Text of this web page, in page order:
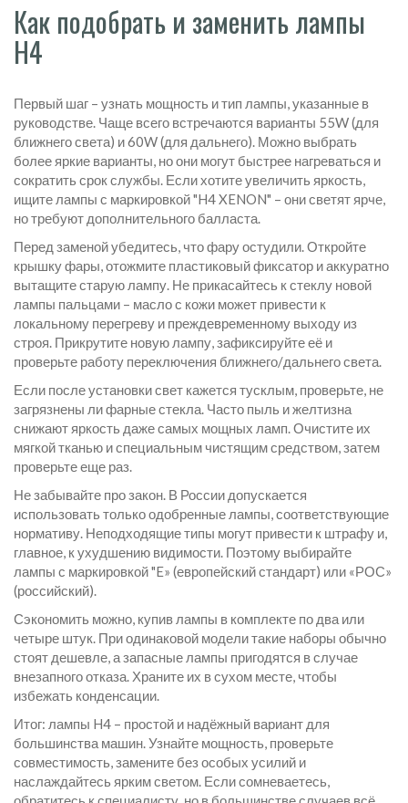
Как подобрать и заменить лампы
H4
Первый шаг – узнать мощность и тип лампы, указанные в
руководстве. Чаще всего встречаются варианты 55W (для
ближнего света) и 60W (для дальнего). Можно выбрать
более яркие варианты, но они могут быстрее нагреваться и
сократить срок службы. Если хотите увеличить яркость,
ищите лампы с маркировкой "H4 XENON" – они светят ярче,
но требуют дополнительного балласта.
Перед заменой убедитесь, что фару остудили. Откройте
крышку фары, отожмите пластиковый фиксатор и аккуратно
вытащите старую лампу. Не прикасайтесь к стеклу новой
лампы пальцами – масло с кожи может привести к
локальному перегреву и преждевременному выходу из
строя. Прикрутите новую лампу, зафиксируйте её и
проверьте работу переключения ближнего/дальнего света.
Если после установки свет кажется тусклым, проверьте, не
загрязнены ли фарные стекла. Часто пыль и желтизна
снижают яркость даже самых мощных ламп. Очистите их
мягкой тканью и специальным чистящим средством, затем
проверьте еще раз.
Не забывайте про закон. В России допускается
использовать только одобренные лампы, соответствующие
нормативу. Неподходящие типы могут привести к штрафу и,
главное, к ухудшению видимости. Поэтому выбирайте
лампы с маркировкой "E» (европейский стандарт) или «РОС»
(российский).
Сэкономить можно, купив лампы в комплекте по два или
четыре штук. При одинаковой модели такие наборы обычно
стоят дешевле, а запасные лампы пригодятся в случае
внезапного отказа. Храните их в сухом месте, чтобы
избежать конденсации.
Итог: лампы H4 – простой и надёжный вариант для
большинства машин. Узнайте мощность, проверьте
совместимость, замените без особых усилий и
наслаждайтесь ярким светом. Если сомневаетесь,